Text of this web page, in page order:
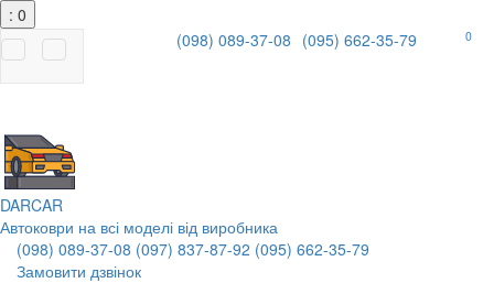
: 0
(098) 089-37-08 (095) 662-35-79 0
DARCAR
Автоковри на всі моделі від виробника
(098) 089-37-08 (097) 837-87-92 (095) 662-35-79
Замовити дзвінок